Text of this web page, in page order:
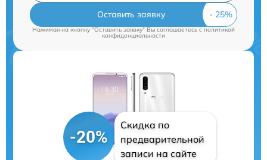
Оставить заявку
Нажимая на кнопку "Оставить заявку" Вы соглашаетесь cполитикой
конфиденциальности
-20%
Скидка по
предварительной
записи на сайте